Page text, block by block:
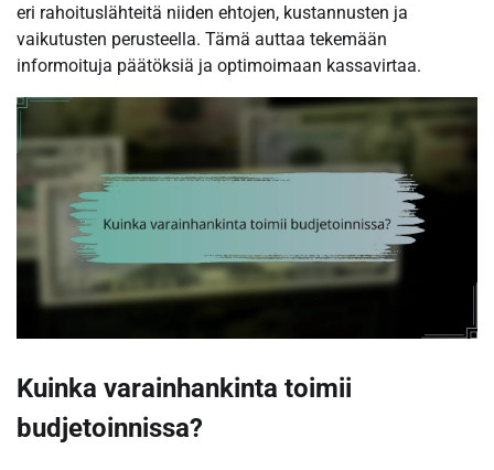
eri rahoituslähteitä niiden ehtojen, kustannusten ja
vaikutusten perusteella. Tämä auttaa tekemään
informoituja päätöksiä ja optimoimaan kassavirtaa.
Kuinka varainhankinta toimii
budjetoinnissa?